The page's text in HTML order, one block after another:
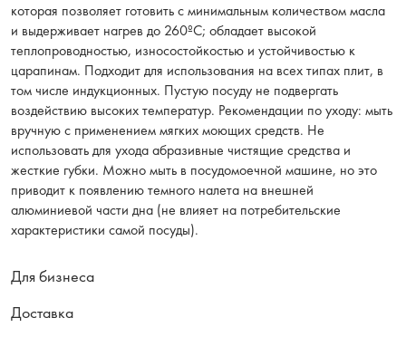
которая позволяет готовить с минимальным количеством масла
и выдерживает нагрев до 260ºС; обладает высокой
теплопроводностью, износостойкостью и устойчивостью к
царапинам. Подходит для использования на всех типах плит, в
том числе индукционных. Пустую посуду не подвергать
воздействию высоких температур. Рекомендации по уходу: мыть
вручную с применением мягких моющих средств. Не
использовать для ухода абразивные чистящие средства и
жесткие губки. Можно мыть в посудомоечной машине, но это
приводит к появлению темного налета на внешней
алюминиевой части дна (не влияет на потребительские
характеристики самой посуды).
Для бизнеса
Доставка